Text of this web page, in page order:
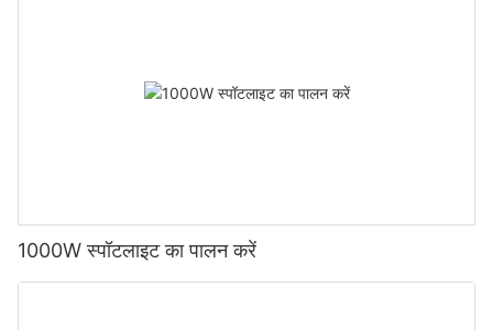
1000W स्पॉटलाइट का पालन करें